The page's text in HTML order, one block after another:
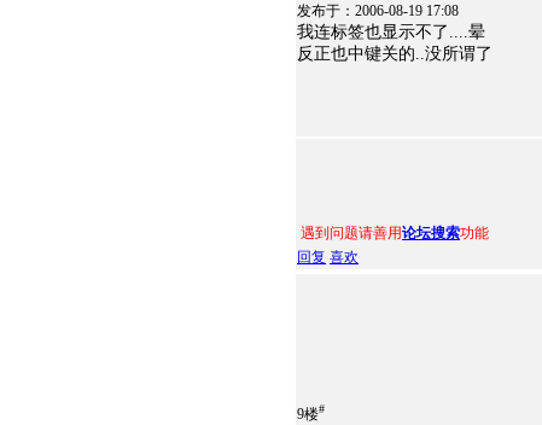
发布于：2006-08-19 17:08
我连标签也显示不了....晕
反正也中键关的..没所谓了
遇到问题请善用论坛搜索功能
回复 喜欢
9楼#